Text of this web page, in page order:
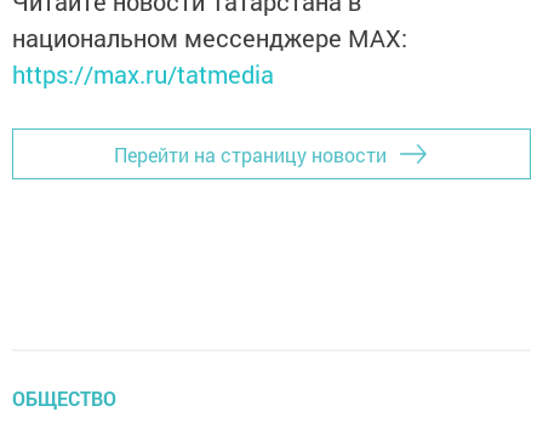
национальном мессенджере MАХ:
https://max.ru/tatmedia
Перейти на страницу новости
ОБЩЕСТВО